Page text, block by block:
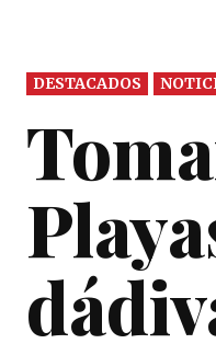
DESTACADOS